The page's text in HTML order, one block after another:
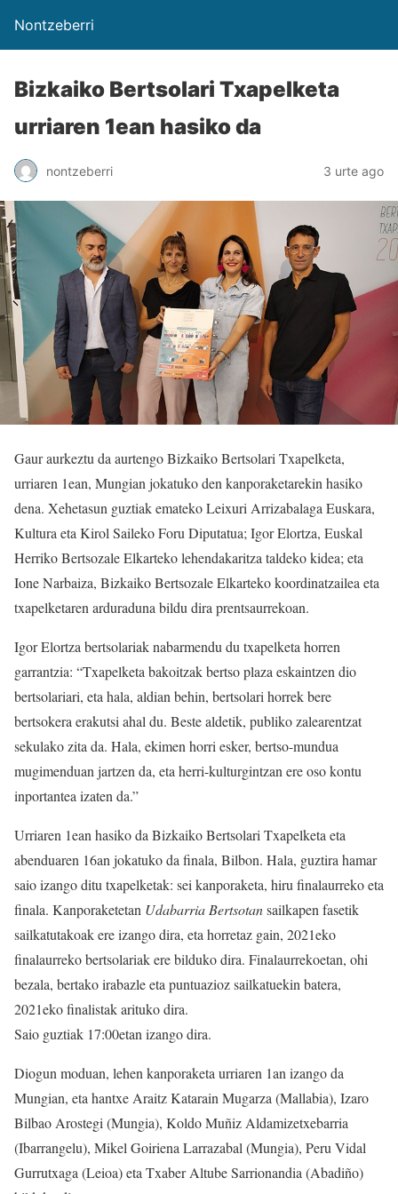
Nontzeberri
Bizkaiko Bertsolari Txapelketa
urriaren 1ean hasiko da
nontzeberri 3 urte ago
Gaur aurkeztu da aurtengo Bizkaiko Bertsolari Txapelketa,
urriaren 1ean, Mungian jokatuko den kanporaketarekin hasiko
dena. Xehetasun guztiak emateko Leixuri Arrizabalaga Euskara,
Kultura eta Kirol Saileko Foru Diputatua; Igor Elortza, Euskal
Herriko Bertsozale Elkarteko lehendakaritza taldeko kidea; eta
Ione Narbaiza, Bizkaiko Bertsozale Elkarteko koordinatzailea eta
txapelketaren arduraduna bildu dira prentsaurrekoan.
Igor Elortza bertsolariak nabarmendu du txapelketa horren
garrantzia: “Txapelketa bakoitzak bertso plaza eskaintzen dio
bertsolariari, eta hala, aldian behin, bertsolari horrek bere
bertsokera erakutsi ahal du. Beste aldetik, publiko zalearentzat
sekulako zita da. Hala, ekimen horri esker, bertso-mundua
mugimenduan jartzen da, eta herri-kulturgintzan ere oso kontu
inportantea izaten da.”
Urriaren 1ean hasiko da Bizkaiko Bertsolari Txapelketa eta
abenduaren 16an jokatuko da finala, Bilbon. Hala, guztira hamar
saio izango ditu txapelketak: sei kanporaketa, hiru finalaurreko eta
finala. Kanporaketetan Udabarria Bertsotansailkapen fasetik
sailkatutakoak ere izango dira, eta horretaz gain, 2021eko
finalaurreko bertsolariak ere bilduko dira. Finalaurrekoetan, ohi
bezala, bertako irabazle eta puntuazioz sailkatuekin batera,
2021eko finalistak arituko dira.
Saio guztiak 17:00etan izango dira.
Diogun moduan, lehen kanporaketa urriaren 1an izango da
Mungian, eta hantxe Araitz Katarain Mugarza (Mallabia), Izaro
Bilbao Arostegi (Mungia), Koldo Muñiz Aldamizetxebarria
(Ibarrangelu), Mikel Goiriena Larrazabal (Mungia), Peru Vidal
Gurrutxaga (Leioa) eta Txaber Altube Sarrionandia (Abadiño)